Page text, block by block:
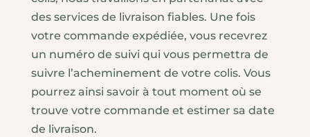
des services de livraison fiables. Une fois
votre commande expédiée, vous recevrez
un numéro de suivi qui vous permettra de
suivre l’acheminement de votre colis. Vous
pourrez ainsi savoir à tout moment où se
trouve votre commande et estimer sa date
de livraison.